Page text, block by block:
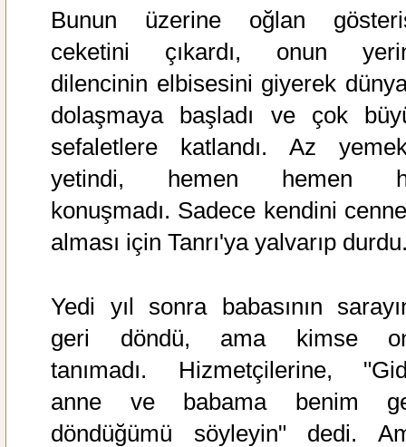
Bunun üzerine oğlan
ceketini çıkardı, onun
dilencinin elbisesini giyerek
dolaşmaya başladı ve çok
sefaletlere katlandı. Az
yetindi, hemen hemen
konuşmadı. Sadece kendini
alması için Tanrı'ya yalvarıp
Yedi yıl sonra babasının
geri döndü, ama kimse
tanımadı. Hizmetçilerine,
anne ve babama benim
döndüğümü söyleyin" dedi.